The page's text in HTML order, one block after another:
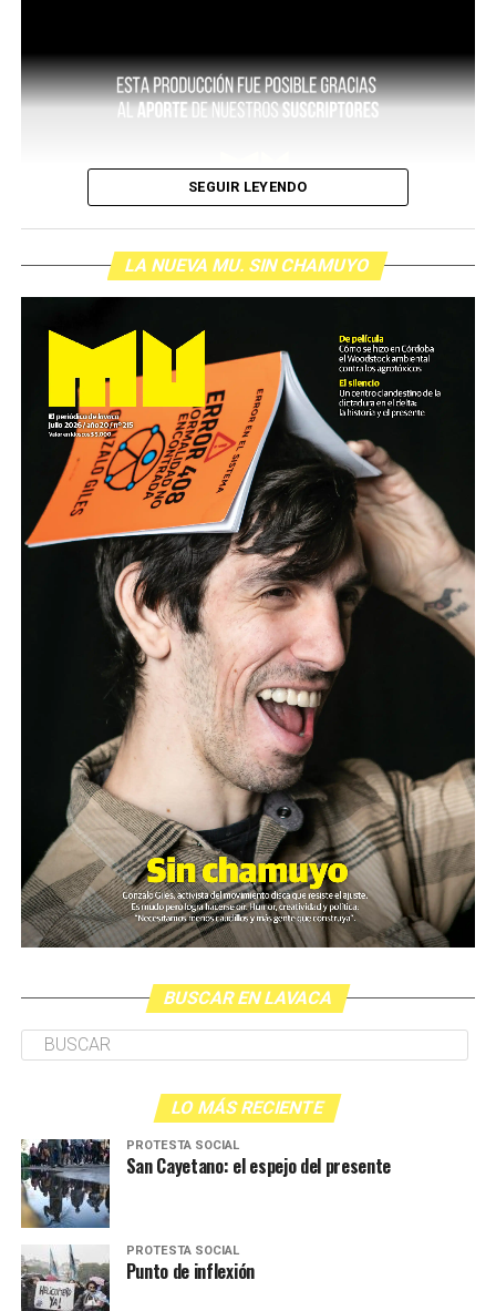
SEGUIR LEYENDO
LA NUEVA MU. SIN CHAMUYO
BUSCAR EN LAVACA
LO MÁS RECIENTE
PROTESTA SOCIAL
San Cayetano: el espejo del presente
PROTESTA SOCIAL
Punto de inflexión